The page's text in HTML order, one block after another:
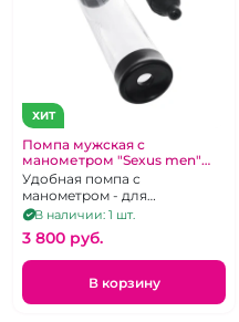
ХИТ
Помпа мужская с
манометром "Sexus men"
Roald
Удобная помпа с
манометром - для
увеличения члена и эрекции!
В наличии: 1 шт.
3 800 pуб.
В корзину